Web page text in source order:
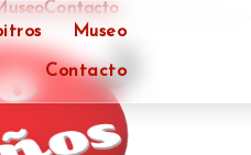
Museo
Contacto
Contacto